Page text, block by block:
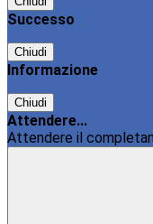
Successo
Chiudi
Informazione
Chiudi
Attendere...
Attendere il